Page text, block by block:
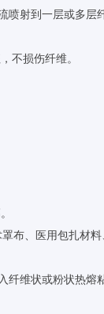
喷射到一层或多层
不损伤纤维。
布、医用包扎材
纤维状或粉状热熔